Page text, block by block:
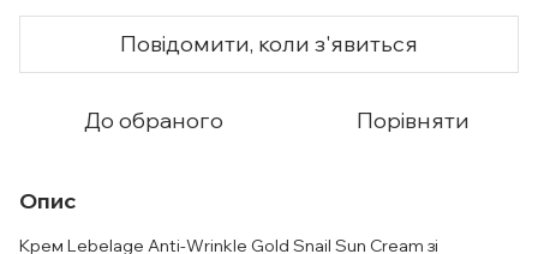
Повідомити, коли з'явиться
До обраного Порівняти
Опис
Крем Lebelage Anti-Wrinkle Gold Snail Sun Cream зі